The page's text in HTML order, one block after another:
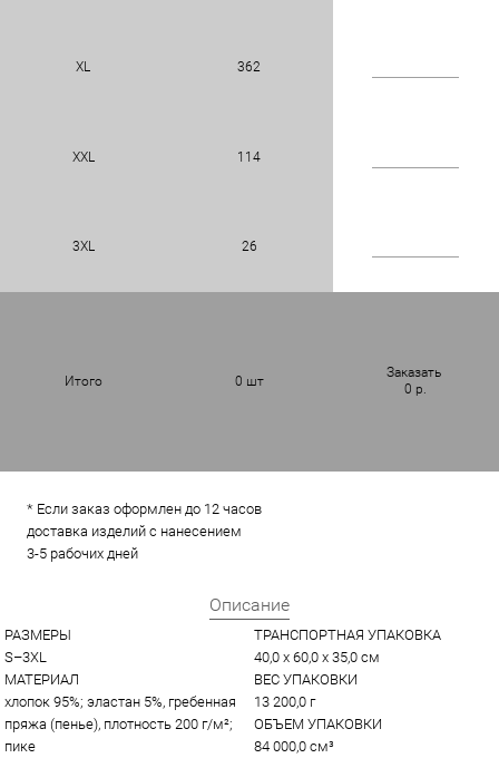
XL 362
XXL 114
3XL 26
Итого 0 шт
Заказать
0 р.
* Если заказ оформлен до 12 часов
доставка изделий с нанесением
3-5 рабочих дней
Описание
РАЗМЕРЫ
S–3XL
МАТЕРИАЛ
хлопок 95%; эластан 5%, гребенная
пряжа (пенье), плотность 200 г/м²;
пике
ТРАНСПОРТНАЯ УПАКОВКА
40,0 x 60,0 x 35,0 см
ВЕС УПАКОВКИ
13 200,0 г
ОБЪЕМ УПАКОВКИ
84 000,0 см³